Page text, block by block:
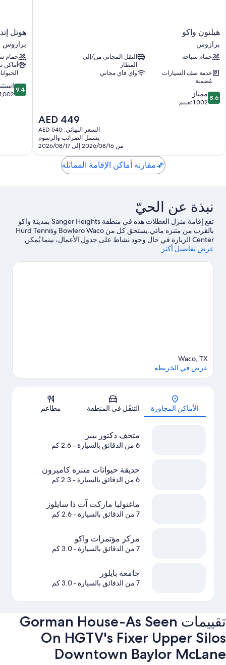
هيلتون
واكو
برازوس
هيلتون واكو
برازوس
حمام سباحة
النقل المجاني من/إلى
المطار
خدمة صف السيارات
مُضمنة
واي فاي مجاني
8.6
من
8.6 ممتاز
1,002 تقييم
السعر
الحالي
هو
AED
449
AED 449
السعر النهائي: AED 540
يشمل الضرائب والرسوم
من 2026/08/16 إلى 2026/08/17
هوتل
إنديجو
واكو
-
بايلور
باي
آيتش
جي
هوتل
برازوس
حمام
9.4
من
9.4
1,002 تقييم
مقارنة أماكن الإقامة المماثلة
نبذة عن الحيّ
تقع إقامة منزل العطلات هذه في منطقة Sanger Heights بمدينة واكو
بالقرب من متنزه مائي.يستحق كل من Bowlero Waco وHurd Tennis
Center الزيارة في حال وجود نشاط على جدول الأعمال، بينما يُمكن
زيارة كل من ماغنوليا ماركت آت ذا سايلوز وسوق تكساس المركزي
حديقة حيوانات متنزه كاميرون، أو استمتع بحدث أو مباراة في إستاد
عرض تفاصيل أكثر
الخريطة
Waco, TX
عرض في الخريطة
الأماكن المجاورة التنقّل في المنطقة مطاعم
متحف دكتور بيبر
6 من الدقائق بالسيارة - 2.6 كم
حديقة حيوانات متنزه كاميرون
6 من الدقائق بالسيارة - 2.3 كم
ماغنوليا ماركت آت ذا سايلوز
7 من الدقائق بالسيارة - 2.6 كم
مركز مؤتمرات واكو
7 من الدقائق بالسيارة - 3.0 كم
جامعة بايلور
7 من الدقائق بالسيارة - 3.0 كم
تقييمات ⁦Gorman House-As Seen
On HGTV's Fixer Upper Silos
Downtown Baylor McLane